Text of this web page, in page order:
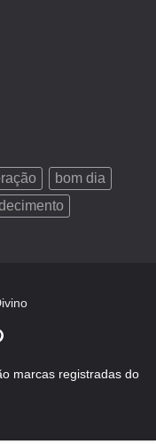
bom dia
marcas registradas do